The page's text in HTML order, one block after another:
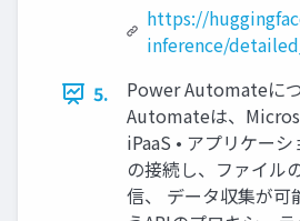
https://
inference/
5.
Power Automateに
Automateは、
iPaaS • アプリケー
の接続し、ファイル
信、 データ収集が可